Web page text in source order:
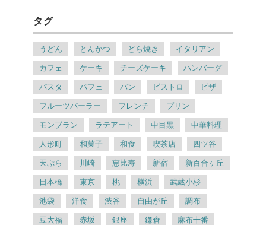
タグ
うどん とんかつ どら焼き イタリアン
カフェ ケーキ チーズケーキ ハンバーグ
パスタ パフェ パン ビストロ ピザ
フルーツパーラー フレンチ プリン
モンブラン ラテアート 中目黒 中華料理
人形町 和菓子 和食 喫茶店 四ツ谷
天ぷら 川崎 恵比寿 新宿 新百合ヶ丘
日本橋 東京 桃 横浜 武蔵小杉
池袋 洋食 渋谷 自由が丘 調布
豆大福 赤坂 銀座 鎌倉 麻布十番